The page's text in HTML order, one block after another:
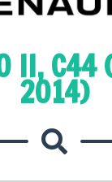
II,
2014)